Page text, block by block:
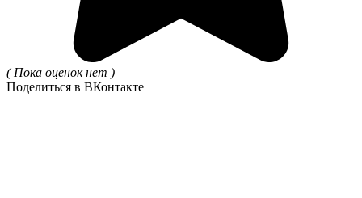
( Пока оценок нет )
Поделиться в ВКонтакте